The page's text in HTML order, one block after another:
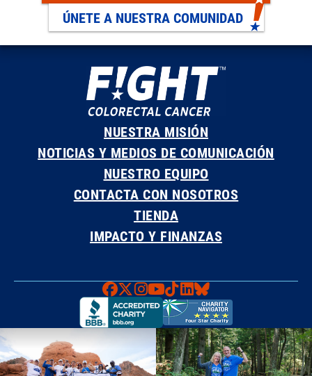
ÚNETE A NUESTRA COMUNIDAD
NUESTRA MISIÓN
NOTICIAS Y MEDIOS DE COMUNICACIÓN
NUESTRO EQUIPO
CONTACTA CON NOSOTROS
TIENDA
IMPACTO Y FINANZAS
Faceboook
X Instagram
YouTube
TikTok
LinkedIn
Bluesky